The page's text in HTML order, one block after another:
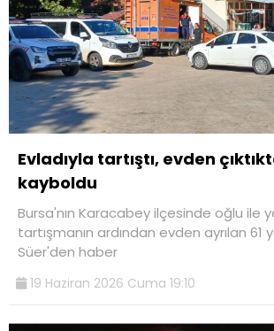
Evladıyla tartıştı, evden
kayboldu
Bursa'nın Karacabey ilçesinde oğlu ile
tartışmanın ardından evden ayrılan 61
Süer'den haber
19 Haziran 2026 Cuma 19:10